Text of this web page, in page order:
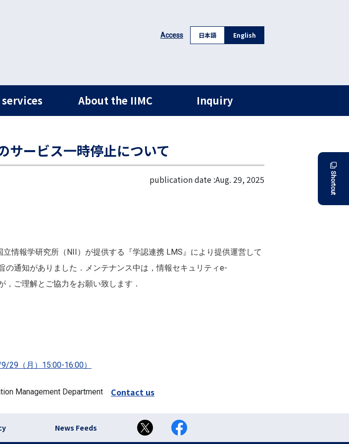
Access 日本語 English
services About the IIMC Inquiry
ービス一時停止について
publication date :Aug. 29, 2025
情報学研究所（NII）が提供する『学認連携 LMS』により提供運営して
通知がありました．メンテナンス中は，情報セキュリティe-
ご理解とご協力をお願い致します．
29（月）15:00-16:00）
Management Department Contact us
Shortcut
News Feeds